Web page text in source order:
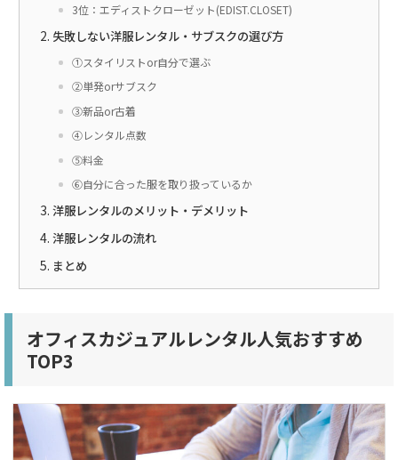
3位：エディストクローゼット(EDIST.CLOSET)
失敗しない洋服レンタル・サブスクの選び方
①スタイリストor自分で選ぶ
②単発orサブスク
③新品or古着
④レンタル点数
⑤料金
⑥自分に合った服を取り扱っているか
洋服レンタルのメリット・デメリット
洋服レンタルの流れ
まとめ
オフィスカジュアルレンタル人気おすすめ
TOP3